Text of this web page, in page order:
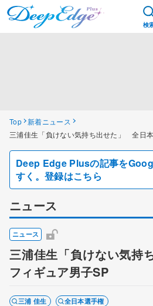
検
Top 新着ニュース
三浦佳生「負けない気持ち出せた」 全日
Deep Edge Plusの記事を
すく。登録はこちら
ニュース
ニュース
三浦佳生「負けない気
フィギュア男子SP
三浦 佳生 全日本選手権